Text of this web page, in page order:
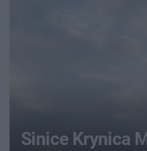
Sinice Krynica